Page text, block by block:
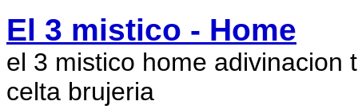
El 3 mistico - Home
el 3 mistico home adivinacion
celta brujeria